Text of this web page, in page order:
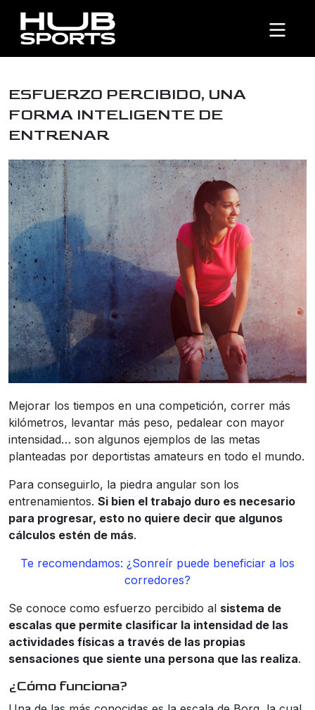
ESFUERZO PERCIBIDO, UNA
FORMA INTELIGENTE DE
ENTRENAR
Mejorar los tiempos en una competición, correr más
kilómetros, levantar más peso, pedalear con mayor
intensidad… son algunos ejemplos de las metas
planteadas por deportistas amateurs en todo el mundo.
Para conseguirlo, la piedra angular son los
entrenamientos. Si bien el trabajo duro es necesario
para progresar, esto no quiere decir que algunos
cálculos estén de más.
Te recomendamos: ¿Sonreír puede beneficiar a los
corredores?
Se conoce como esfuerzo percibido al sistema de
escalas que permite clasificar la intensidad de las
actividades físicas a través de las propias
sensaciones que siente una persona que las realiza.
¿Cómo funciona?